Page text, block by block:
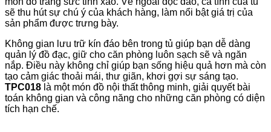
sẽ thu hút sự chú ý của khách hàng, làm nổi bật giá trị của
sản phẩm được trưng bày.
Không gian lưu trữ kín đáo bên trong tủ giúp bạn dễ dàng
quản lý đồ đạc, giữ cho căn phòng luôn sạch sẽ và ngăn
nắp. Điều này không chỉ giúp bạn sống hiệu quả hơn mà còn
tạo cảm giác thoải mái, thư giãn, khơi gợi sự sáng tạo.
TPC018 là một món đồ nội thất thông minh, giải quyết bài
toán không gian và công năng cho những căn phòng có diện
tích hạn chế.